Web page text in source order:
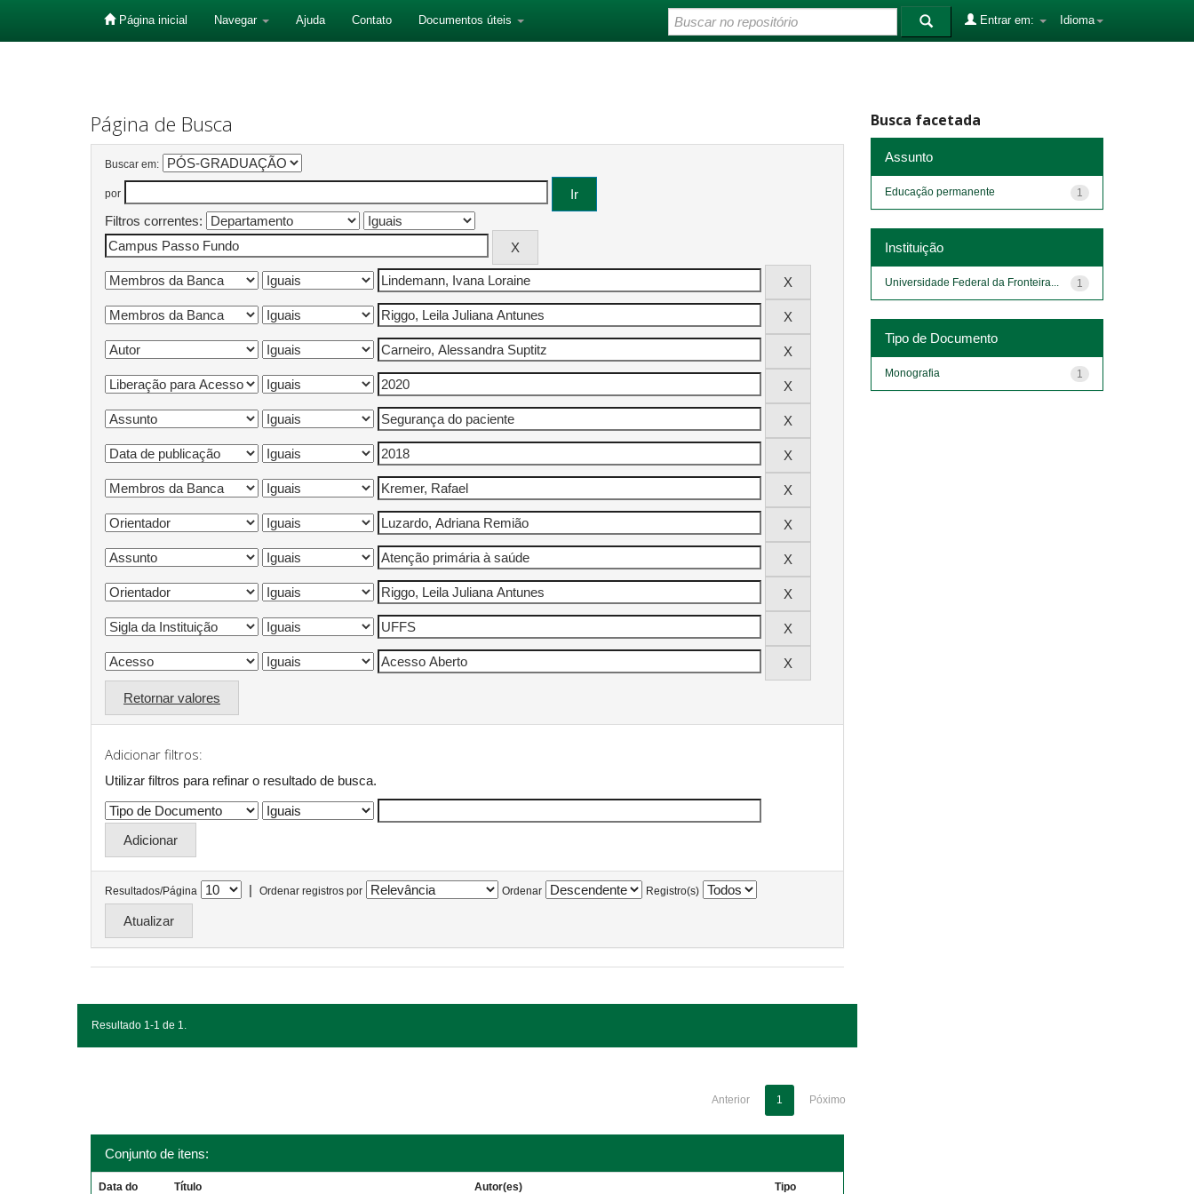
Página inicial Navegar Ajuda Contato Documentos úteis Idioma
Entrar em:
Página de Busca
Buscar em:
por
Filtros correntes:
Retornar valores
Adicionar filtros:
Utilizar filtros para refinar o resultado de busca.
Resultados/Página | Ordenar registros por Ordenar Registro(s)
Resultado 1-1 de 1.
Anterior 1 Póximo
Conjunto de itens:
Data do Título Autor(es) Tipo
Busca facetada
Assunto
1
Educação permanente
Instituição
1
Universidade Federal da Fronteira...
Tipo de Documento
1
Monografia